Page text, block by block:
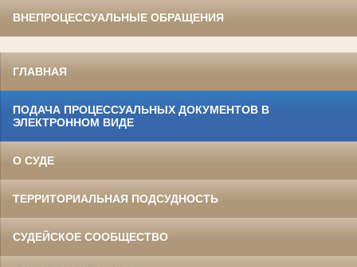
ВНЕПРОЦЕССУАЛЬНЫЕ ОБРАЩЕНИЯ
ГЛАВНАЯ
ПОДАЧА ПРОЦЕССУАЛЬНЫХ ДОКУМЕНТОВ В
ЭЛЕКТРОННОМ ВИДЕ
О СУДЕ
ТЕРРИТОРИАЛЬНАЯ ПОДСУДНОСТЬ
СУДЕЙСКОЕ СООБЩЕСТВО